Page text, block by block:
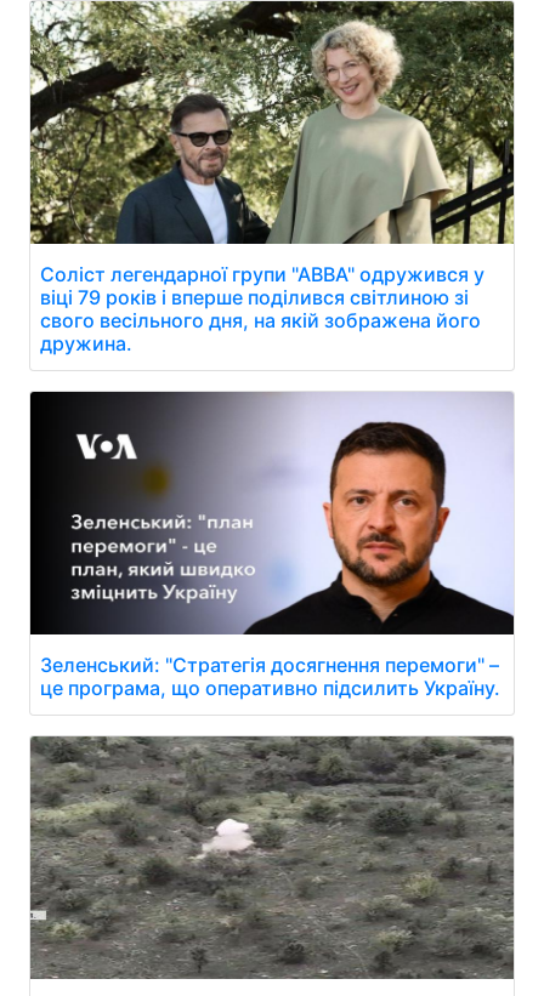
Соліст легендарної групи "АВВА" одружився у
віці 79 років і вперше поділився світлиною зі
свого весільного дня, на якій зображена його
дружина.
Зеленський: "Стратегія досягнення перемоги" –
це програма, що оперативно підсилить Україну.